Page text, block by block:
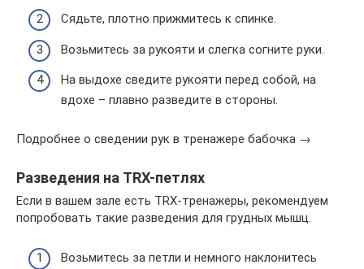
Сядьте, плотно прижмитесь к спинке.
Возьмитесь за рукояти и слегка согните руки.
На выдохе сведите рукояти перед собой, на
вдохе – плавно разведите в стороны.
Подробнее о сведении рук в тренажере бабочка →
Разведения на TRX-петлях
Если в вашем зале есть TRX-тренажеры, рекомендуем
попробовать такие разведения для грудных мышц.
Возьмитесь за петли и немного наклонитесь